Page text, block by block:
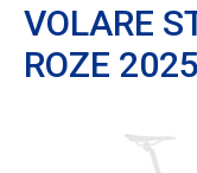
VOLARE
ROZE 2025